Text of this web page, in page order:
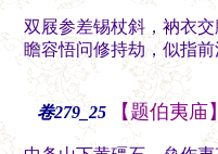
双屐参差锡杖斜，衲衣
瞻容悟问修持劫，似指
卷279_25 【题伯夷庙